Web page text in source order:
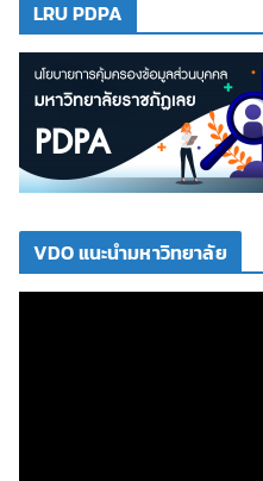
LRU PDPA
VDO แนะนำมหาวิทยาลัย